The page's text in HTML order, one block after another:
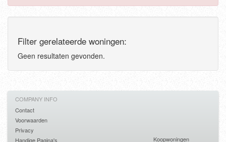
Filter gerelateerde woningen:
Geen resultaten gevonden.
COMPANY INFO
Contact
Voorwaarden
Privacy
Handige Pagina's
Koopwoningen